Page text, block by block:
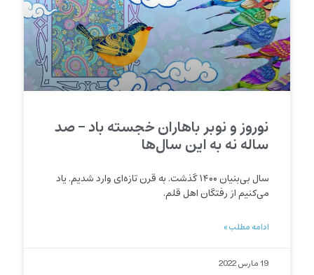
نوروز و نوبر باهاران خجسته باد – صد
ساله نه به این سال‌ها
سال بی‌بنیان ۱۴۰۰ گذشت. به قرن تازه‌ای وارد شدیم. یاد
می‌کنیم از رفتگان اهل قلم.
ادامه مطلب »
19 مارس 2022